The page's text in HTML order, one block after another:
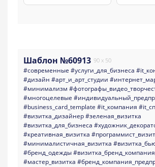
Шаблон №60913 90 x 50
#современные #услуги_для_бизнеса
#дизайн #арт_и_арт_студии
#минимализм
#многоцелевые
#business_card_template #it_компания
#визитка_дизайнер#зеленая_визитка
#визитка_для_бизнеса
#креативная_визитка
#минималистичная_визитка
#бренд_одежды
#мастер_визитка